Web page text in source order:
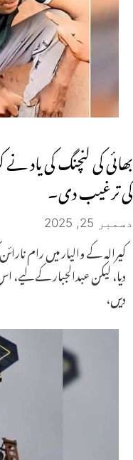
بھائی کی لنچنگ کی یاد
کی ترغیب دی۔
دسمبر 25, 2025
کیرالہ کے والیار میں رام
دیا، لیکن عبدالجبار کے
دیں،